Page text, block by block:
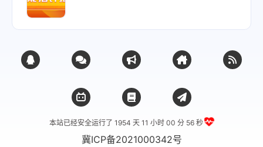
本站已经安全运行了 1954 天11 小时 00 分 57 秒
冀ICP备2021000342号